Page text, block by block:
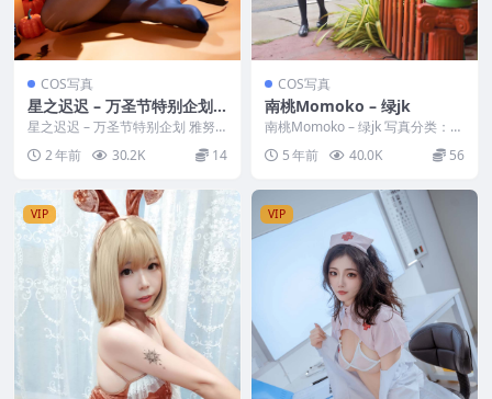
COS写真
星之迟迟 – 万圣节特别企划
雅努斯 Janus ジェーナス
星之迟迟 – 万圣节特别企划 雅努
斯 Janus ジェーナス 写真分类：
唯美，参...
2 年前 30.2K 14
COS写真
南桃Momoko – 绿jk
南桃Momoko – 绿jk 写真分类：唯
美，参与模特：南桃Momoko [套
图...5 年前 40.0K 56
VIP VIP